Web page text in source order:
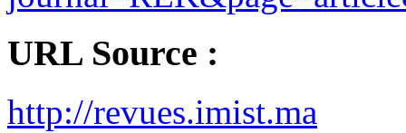
URL Source :
http://revues.imist.ma